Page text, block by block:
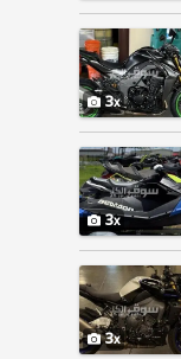
3
3
3